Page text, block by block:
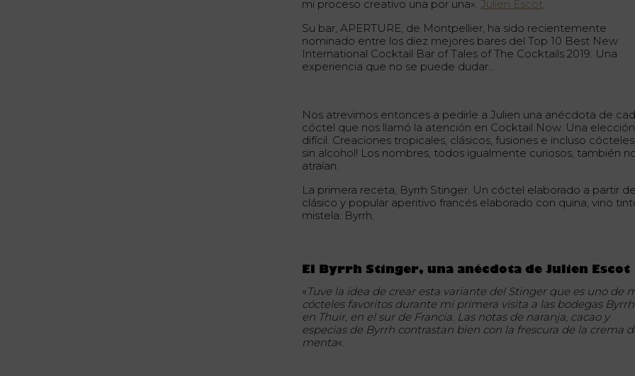
mi proceso creativo una por una».Julien Escot.
Su bar, APERTURE, de Montpellier, ha sido recientemente
nominado entre los diez mejores bares del Top 10 Best New
International Cocktail Bar of Tales of The Cocktails 2019. Una
experiencia que no se puede dudar…
Nos atrevimos entonces a pedirle a Julien una anécdota de
cóctel que nos llamó la atención en Cocktail Now. Una elección
difícil. Creaciones tropicales, clásicos, fusiones e incluso cócteles
sin alcohol! Los nombres, todos igualmente curiosos, también
atraían.
La primera receta, Byrrh Stinger. Un cóctel elaborado a partir
clásico y popular aperitivo francés elaborado con quina, vino
mistela: Byrrh.
El Byrrh Stinger, una anécdota de Julien Escot
« Tuve la idea de crear esta variante del Stinger que es uno de
cócteles favoritos durante mi primera visita a las bodegas Byrrh
en Thuir, en el sur de Francia. Las notas de naranja, cacao y
especias de Byrrh contrastan bien con la frescura de la crema
menta«.